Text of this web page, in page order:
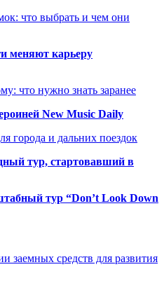
что выбрать и чем они
меняют карьеру
что нужно знать заранее
New Music Daily
города и дальних поездок
тур, стартовавший в
тур “Don’t Look Down
заемных средств для развития